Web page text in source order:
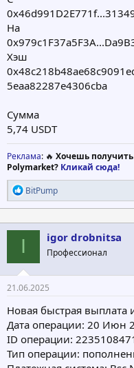
На
Хэш
5eaa82287e4306cba
Сумма
5,74 USDT
Реклама: 🔥 Хочешь получить
Polymarket? Кликай сюда!
Р
е
а
к
ц
:
BitPump
I igor drobnitsa
Профессионал
21.06.2025
Новая быстрая выплата
Дата операции: 20 Июн
ID операции:
Тип операции: